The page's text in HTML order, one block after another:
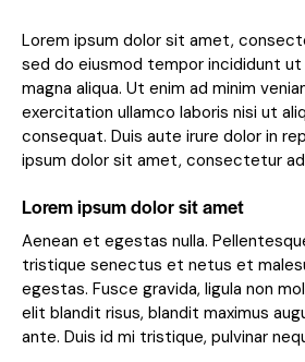
Lorem ipsum dolor sit amet,
sed do eiusmod tempor incididunt
magna aliqua. Ut enim ad minim
exercitation ullamco laboris nisi ut
consequat. Duis aute irure dolor in
ipsum dolor sit amet, consectetur
Lorem ipsum dolor sit amet
Aenean et egestas nulla.
tristique senectus et netus et
egestas. Fusce gravida, ligula non
elit blandit risus, blandit maximus
ante. Duis id mi tristique, pulvinar